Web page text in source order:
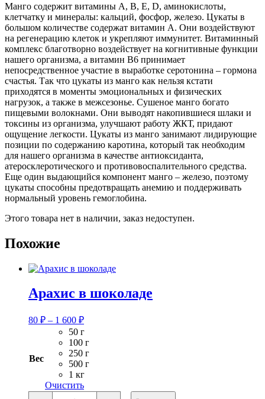
Манго содержит витамины А, В, Е, D, аминокислоты,
клетчатку и минералы: кальций, фосфор, железо. Цукаты в
большом количестве содержат витамин А. Они воздействуют
на регенерацию клеток и укрепляют иммунитет. Витаминный
комплекс благотворно воздействует на когнитивные функции
нашего организма, а витамин В6 принимает
непосредственное участие в выработке серотонина – гормона
счастья. Так что цукаты из манго как нельзя кстати
приходятся в моменты эмоциональных и физических
нагрузок, а также в межсезонье. Сушеное манго богато
пищевыми волокнами. Они выводят накопившиеся шлаки и
токсины из организма, улучшают работу ЖКТ, придают
ощущение легкости. Цукаты из манго занимают лидирующие
позиции по содержанию каротина, который так необходим
для нашего организма в качестве антиоксиданта,
атеросклеротического и противовоспалительного средства.
Еще один выдающийся компонент манго – железо, поэтому
цукаты способны предотвращать анемию и поддерживать
нормальный уровень гемоглобина.
Этого товара нет в наличии, заказ недоступен.
Похожие
Арахис в шоколаде
80 ₽ – 1 600 ₽Диапазон
цен:
80 ₽
–
1
600 ₽
Вес
50 г
100 г
250 г
500 г
1 кг
Очистить
Количество